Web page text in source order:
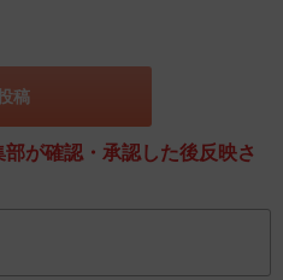
が確認・承認した後反映さ